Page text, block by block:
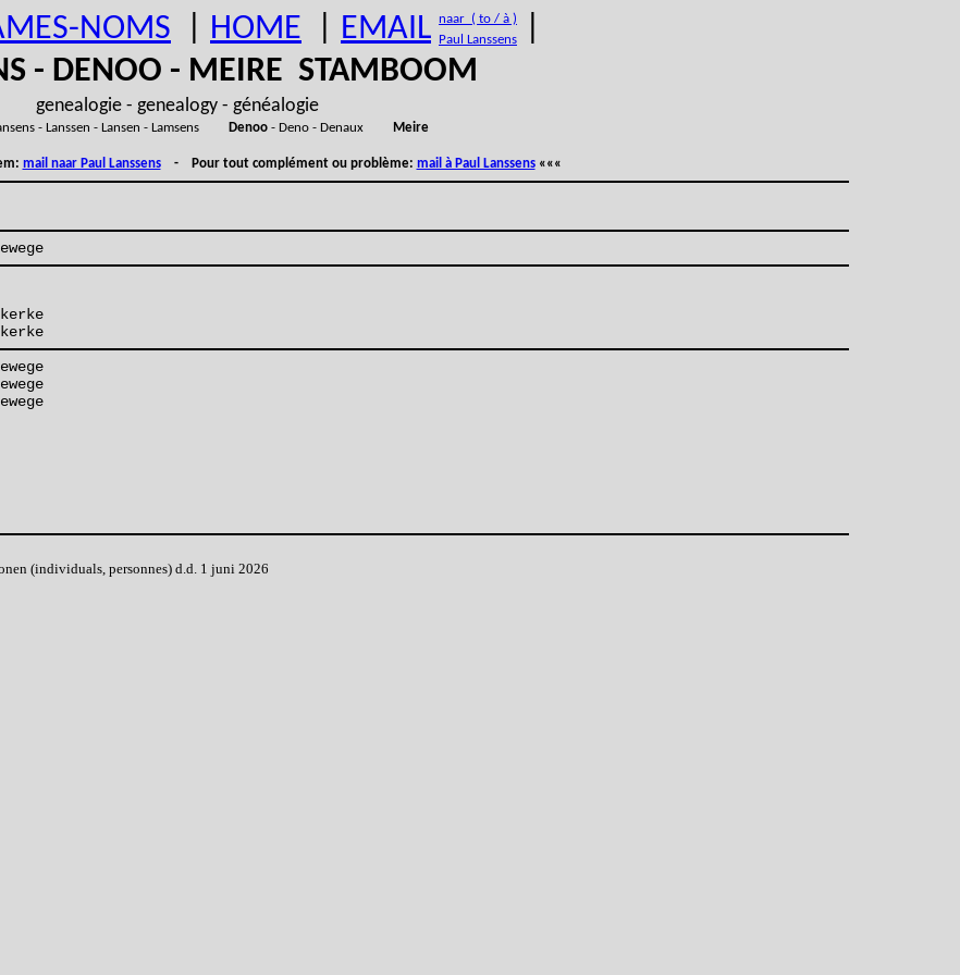
NOMS HOME EMAIL naar ( to / à )
Paul Lanssens
- DENOO - MEIRE STAMBOOM
genealogie - genealogy - généalogie
- Lanssen - Lansen - Lamsens Denoo- Deno - Denaux Meire
mail naar Paul Lanssens- Pour tout complément ou problème: mail à Paul Lanssens«««
(individuals, personnes) d.d. 1 juni 2026